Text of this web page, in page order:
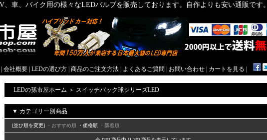
、車、バイク用の様々なLEDバルブを販売しております。自作よりも安い通販です。
会社概要 LEDの選び方 商品のご注文方法 よくあるご質問 お問い合わせ カートを見る
LEDの孫市屋ホーム ＞ スイッチバック球シリーズLED
▼ カテゴリー別商品
[並び順を変更] ・おすすめ順 ・価格順 ・新着順